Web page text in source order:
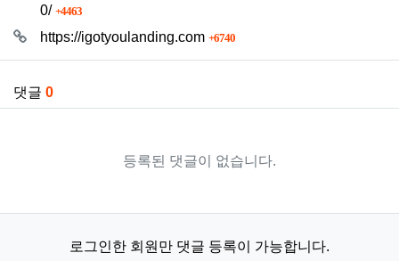
0/
4463회 연결
https://igotyoulanding.com
6740회 연결
댓글 0
등록된 댓글이 없습니다.
로그인한 회원만 댓글 등록이 가능합니다.